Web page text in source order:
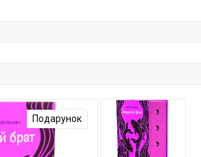
Подарунок